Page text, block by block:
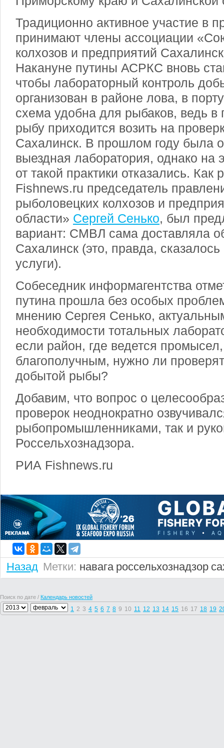
Традиционно активное участие в
принимают члены ассоциации
колхозов и предприятий
Накануне путины АСРКС вновь
чтобы лабораторный контроль
организован в районе лова, в
схема удобна для рыбаков, ведь в
рыбу приходится возить на
Сахалинск. В прошлом году была
выездная лаборатория, однако на
от такой практики отказались.
Fishnews.ru председатель
рыболовецких колхозов и
области» Сергей Сенько, был
вариант: СМВЛ сама доставляла
Сахалинск (это, правда,
услуги).
Собеседник информагентства
путина прошла без особых
мнению Сергея Сенько,
необходимости тотальных
если район, где ведется
благополучным, нужно ли
добытой рыбы?
Добавим, что вопрос о
проверок неоднократно
рыбопромышленниками, так и
Россельхознадзора.
РИА Fishnews.ru
Назад Метки: навага россельхознадзор
Поиск по дате / Календарь новостей
1 2 3 4 5 6 7 8 9 10 11 12 13 14 15 16 17 18 19